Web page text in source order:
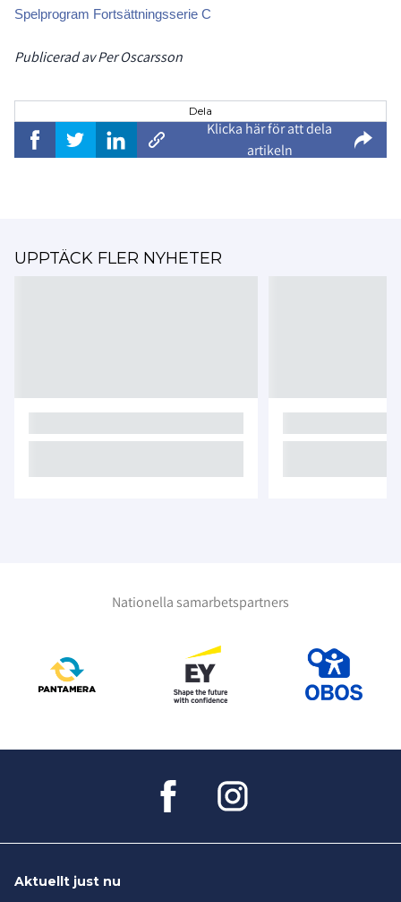
Spelprogram Fortsättningsserie C
Publicerad av Per Oscarsson
Dela
Klicka här för att dela
artikeln
UPPTÄCK FLER NYHETER
Nationella samarbetspartners
Aktuellt just nu